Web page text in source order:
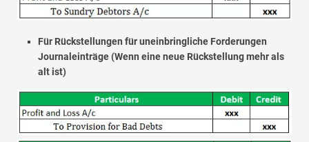
Für Rückstellungen für uneinbringliche Forderungen
Journaleinträge (Wenn eine neue Rückstellung mehr als
alt ist)